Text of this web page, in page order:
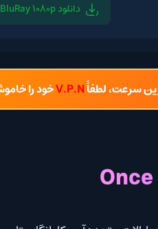
دانلود BluRay 720p
V.P.Nخود را خاموش کنید.